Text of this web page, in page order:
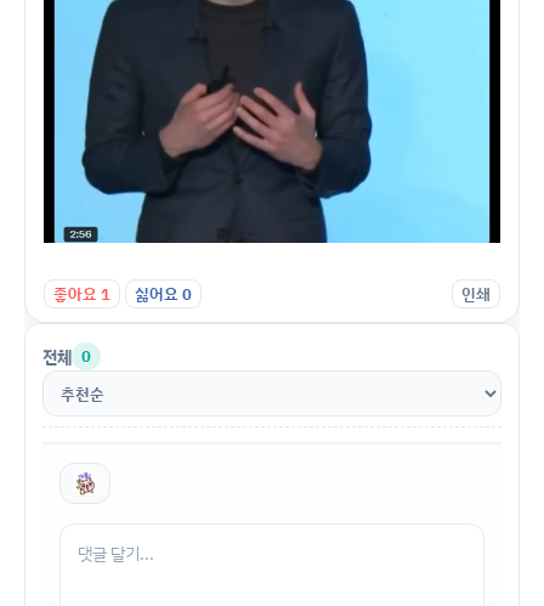
좋아요1 싫어요0 인쇄
전체 0